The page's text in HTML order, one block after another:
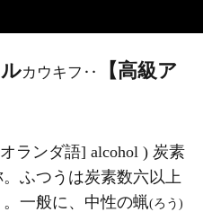
カウキフ‥
【高級ア
ランダ語] alcohol ) 炭素
ふつうは炭素数六以上
。一般に、中性の蝋(ろう)